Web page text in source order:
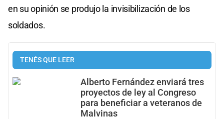
en su opinión se produjo la invisibilización de los
soldados.
TENÉS QUE LEER
Alberto Fernández enviará tres
proyectos de ley al Congreso
para beneficiar a veteranos de
Malvinas